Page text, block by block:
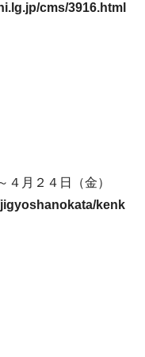
cms/3916.html
４月２４日（金）
kenk